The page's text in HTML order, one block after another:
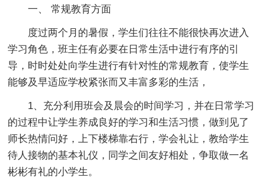
一、 常规教育方面
度过两个月的暑假，学生们往往不能很快再次进入
学习角色，班主任有必要在日常生活中进行有序的引
导，时时处处向学生进行有针对性的常规教育，使学生
能够及早适应学校紧张而又丰富多彩的生活，
1、充分利用班会及晨会的时间学习，并在日常学习
的过程中让学生养成良好的学习和生活习惯，做到见了
师长热情问好，上下楼梯靠右行，学会礼让，教给学生
待人接物的基本礼仪，同学之间友好相处，争取做一名
彬彬有礼的小学生。